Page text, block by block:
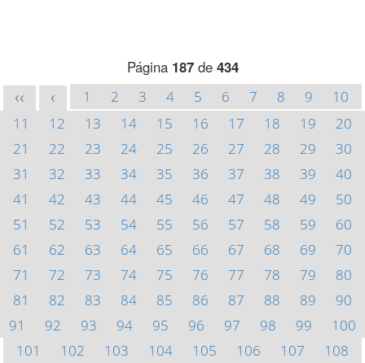
Página 187de 434
<< < 1 2 3 4 5 6 7 8 9
10
11
12 13 14 15 16 17 18 19
20
21
22 23 24 25 26 27 28 29
30
31
32 33 34 35 36 37 38 39
40
41
42 43 44 45 46 47 48 49
50
51
52 53 54 55 56 57 58 59
60
61
62 63 64 65 66 67 68 69
70
71
72 73 74 75 76 77 78 79
80
81
82 83 84 85 86 87 88 89
90
91
92 93 94 95 96 97 98 99
100
101
102 103 104 105 106 107
108